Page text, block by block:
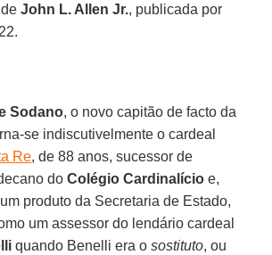
deJohn L. Allen Jr., publicada por
Sodano, o novo capitão de facto da
se indiscutivelmente o cardeal
Re, de 88 anos, sucessor de
doColégio Cardinalício e,
produto da Secretaria de Estado,
um assessor do lendário cardeal
quando Benelli era osostituto, ou